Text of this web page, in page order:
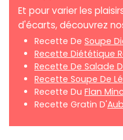
Et pour varier les
d'écarts, découvrez
Recette De Soupe
Recette Diététique
Recette De Salade
Recette Soupe De
Recette Du Flan
Recette Gratin D'